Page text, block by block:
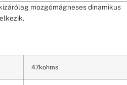
mozgómágneses dinamikus
47kohms